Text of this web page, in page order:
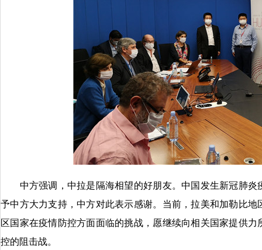
中方强调，中拉是隔海相望的好朋友。中国发生新冠肺炎
予中方大力支持，中方对此表示感谢。当前，拉美和加勒比
区国家在疫情防控方面面临的挑战，愿继续向相关国家提供
控的阻击战。